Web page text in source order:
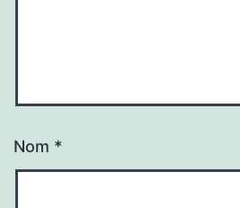
Nom *